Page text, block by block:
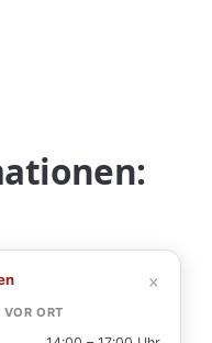
×
VOR ORT